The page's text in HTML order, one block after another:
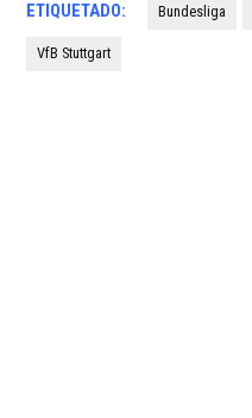
ETIQUETADO: Bundesliga
VfB Stuttgart